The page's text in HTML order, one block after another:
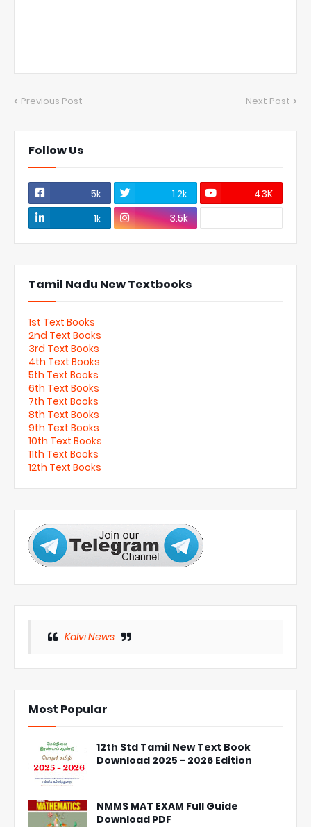
Previous Post Next Post
Follow Us
5k 1.2k
43K
1k
3.5k
Tamil Nadu New Textbooks
1st Text Books
2nd Text Books
3rd Text Books
4th Text Books
5th Text Books
6th Text Books
7th Text Books
8th Text Books
9th Text Books
10th Text Books
11th Text Books
12th Text Books
Kalvi News
Most Popular
12th Std Tamil New Text Book
Download 2025 - 2026 Edition
NMMS MAT EXAM Full Guide
Download PDF